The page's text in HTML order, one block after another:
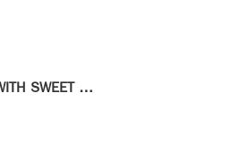
CHICKEN MINI PIES WITH SWEET CHILI